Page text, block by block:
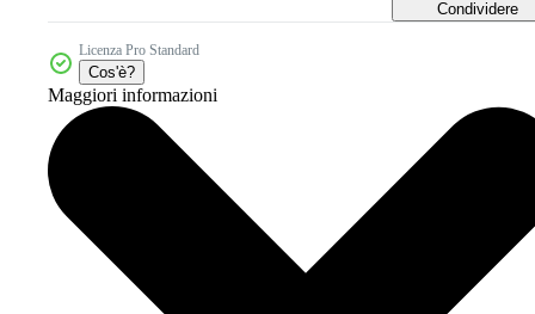
Condividere
Licenza Pro Standard
Cos'è?
Maggiori informazioni